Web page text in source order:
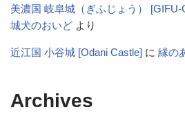
美濃国 岐阜城（ぎふじょう） [GIFU-
城犬のおいど より
近江国 小谷城 [Odani Castle] に 縁の
Archives